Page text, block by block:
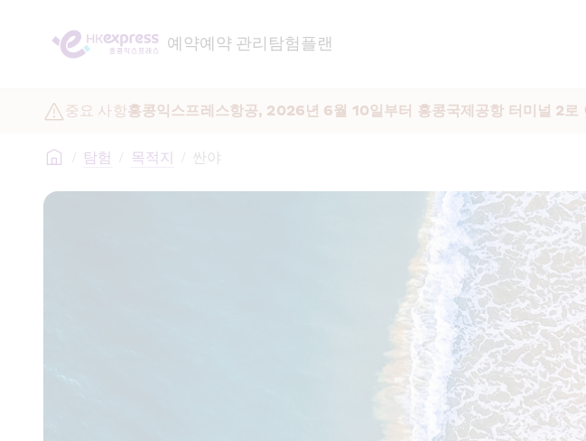
예약예약 관리 탐험플랜
중요 사항홍콩익스프레스항공, 2026년 6월 10일부터 홍콩국제공항 터미널 2로
/ 탐험 / 목적지 / 싼야